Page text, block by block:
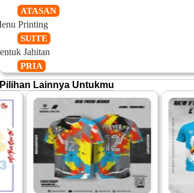
ATASAN
Printing
SUITE
Jahitan
PRIA
Pilihan Lainnya Untukmu